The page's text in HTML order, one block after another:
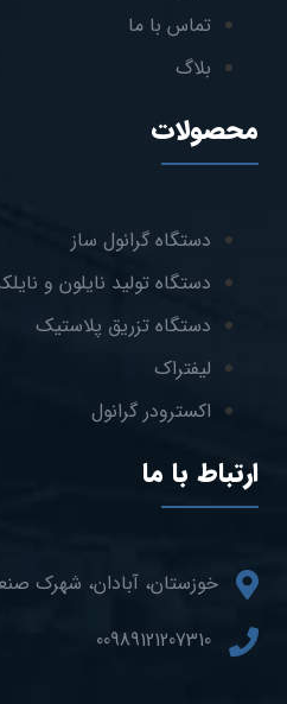
تماس با ما
بلاگ
محصولات
دستگاه گرانول ساز
دستگاه تولید نایلون و
دستگاه تزریق پلاستیک
لیفتراک
اکسترودر گرانول
ارتباط با ما
خوزستان، آبادان، شهرک
00989121207310